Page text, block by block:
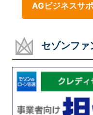
AGビジネスサ
セゾンファ